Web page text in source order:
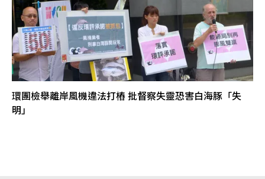
環團檢舉離岸風機違法打樁 批督察失靈恐害白海豚「失
明」